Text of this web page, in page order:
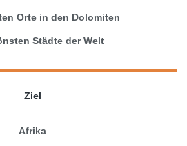
Orte in den Dolomiten
Städte der Welt
Ziel
Afrika